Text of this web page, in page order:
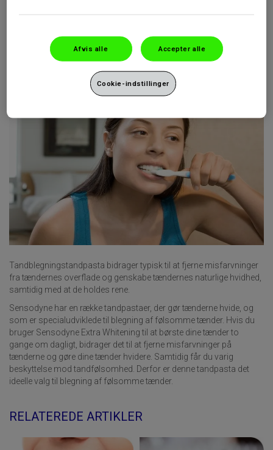
Tandblegningstandpasta bidrager typisk til at fjerne misfarvninger
fra tændernes overflade og genskabe tændernes naturlige hvidhed,
samtidig med at de holdes rene.
Sensodyne har en række tandpastaer, der gør tænderne hvide, og
som er specialudviklede til blegning af følsomme tænder. Hvis du
bruger Sensodyne Extra Whitening til at børste dine tænder to
gange om dagligt, bidrager det til at fjerne misfarvninger på
tænderne og gøre dine tænder hvidere. Samtidig får du varig
beskyttelse mod tandfølsomhed. Derfor er denne tandpasta det
ideelle valg til blegning af følsomme tænder.
RELATEREDE ARTIKLER
Afvis alle Accepter alle
Cookie-indstillinger